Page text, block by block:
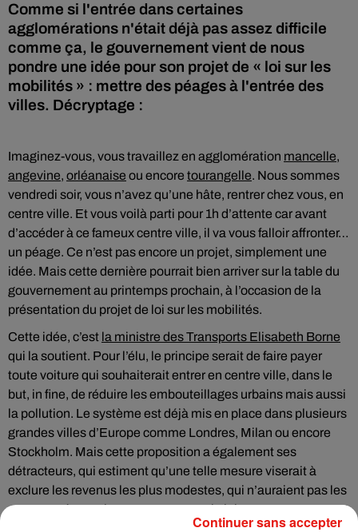
Comme si l'entrée dans certaines
agglomérations n'était déjà pas assez difficile
comme ça, le gouvernement vient de nous
pondre une idée pour son projet de « loi sur les
mobilités » : mettre des péages à l'entrée des
villes. Décryptage :
Imaginez-vous, vous travaillez en agglomération mancelle,
angevine, orléanaise ou encore tourangelle. Nous sommes
vendredi soir, vous n’avez qu’une hâte, rentrer chez vous, en
centre ville. Et vous voilà parti pour 1h d’attente car avant
d’accéder à ce fameux centre ville, il va vous falloir affronter…
un péage. Ce n’est pas encore un projet, simplement une
idée. Mais cette dernière pourrait bien arriver sur la table du
gouvernement au printemps prochain, à l’occasion de la
présentation du projet de loi sur les mobilités.
Cette idée, c’est la ministre des Transports Elisabeth Borne
qui la soutient. Pour l’élu, le principe serait de faire payer
toute voiture qui souhaiterait entrer en centre ville, dans le
but, in fine, de réduire les embouteillages urbains mais aussi
la pollution. Le système est déjà mis en place dans plusieurs
grandes villes d’Europe comme Londres, Milan ou encore
Stockholm. Mais cette proposition a également ses
détracteurs, qui estiment qu’une telle mesure viserait à
exclure les revenus les plus modestes, qui n’auraient pas les
moyens nécessaires pour respecter la loi.
Continuer sans accepter